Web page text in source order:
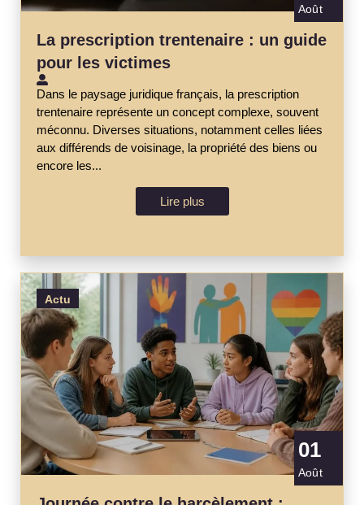
Août
La prescription trentenaire : un guide
pour les victimes
Dans le paysage juridique français, la prescription
trentenaire représente un concept complexe, souvent
méconnu. Diverses situations, notamment celles liées
aux différends de voisinage, la propriété des biens ou
encore les...
Lire plus
Actu
01
Août